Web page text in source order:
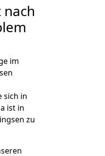
im
sich in
ist in
zu